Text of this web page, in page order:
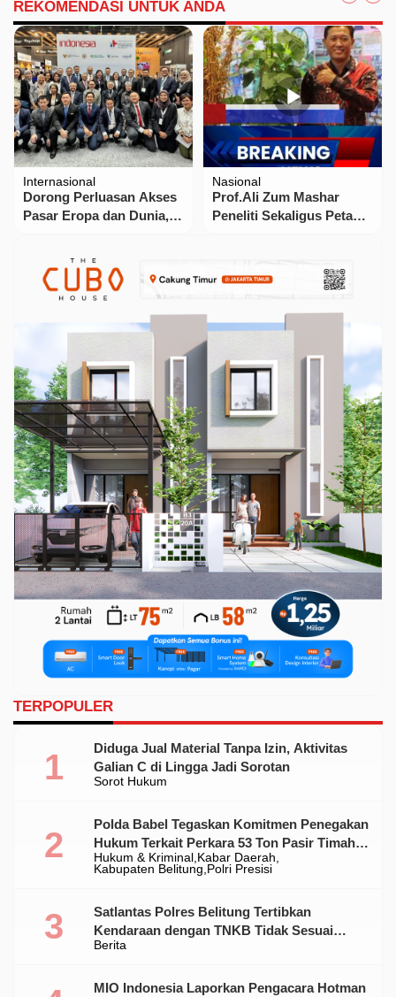
REKOMENDASI UNTUK ANDA
Internasional
Dorong Perluasan Akses
Pasar Eropa dan Dunia,
MEDICA Jerman di antara
Perusahaan Ternama
Nasional
Prof.Ali Zum Mashar
Peneliti Sekaligus Petani
TERPOPULER
Sorot Hukum
Diduga Jual Material Tanpa Izin, Aktivitas
Galian C di Lingga Jadi Sorotan
Hukum & Kriminal
Kabar Daerah
Kabupaten Belitung Polri Presisi
Polda Babel Tegaskan Komitmen Penegakan
Hukum Terkait Perkara 53 Ton Pasir Timah
Ilegal Di Belitung
Berita
Satlantas Polres Belitung Tertibkan
Kendaraan dengan TNKB Tidak Sesuai
Standar
MIO Indonesia Laporkan Pengacara Hotman